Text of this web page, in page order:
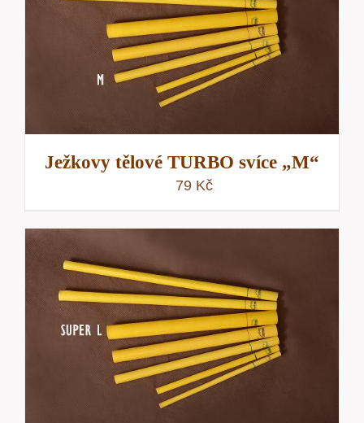
Ježkovy tělové TURBO svíce „M“
79 Kč